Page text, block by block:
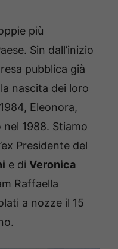
più
Sin dall’inizio
pubblica già
la nascita dei loro
Eleonora,
1988. Stiamo
Presidente del
e di Veronica
Raffaella
a nozze il 15